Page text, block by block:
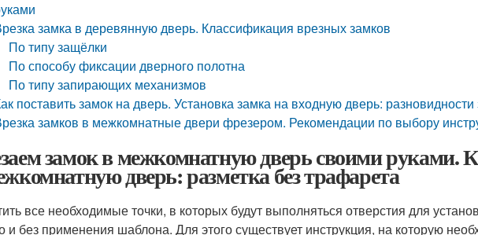
замка в деревянную дверь. Классификация врезных замков
По типу защёлки
По способу фиксации дверного полотна
По типу запирающих механизмов
поставить замок на дверь. Установка замка на входную дверь:
замков в межкомнатные двери фрезером. Рекомендации по выбору
замок в межкомнатную дверь своими руками.
дверь: разметка без трафарета
все необходимые точки, в которых будут выполняться отверстия для
и без применения шаблона. Для этого существует инструкция, на которую